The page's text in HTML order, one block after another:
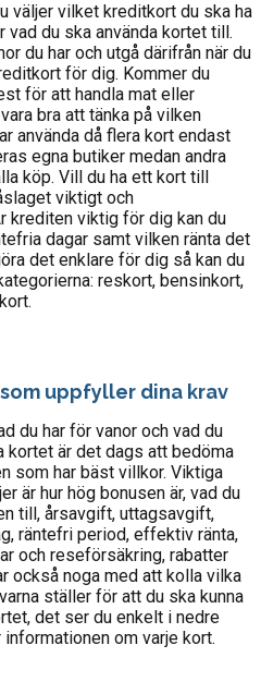
väljer vilket kreditkort du ska ha
vad du ska använda kortet till.
du har och utgå därifrån när du
för dig. Kommer du
för att handla mat eller
bra att tänka på vilken
använda då flera kort endast
egna butiker medan andra
köp. Vill du ha ett kort till
viktigt och
krediten viktig för dig kan du
dagar samt vilken ränta det
det enklare för dig så kan du
reskort, bensinkort,
uppfyller dina krav
du har för vanor och vad du
kortet är det dags att bedöma
som har bäst villkor. Viktiga
är hur hög bonusen är, vad du
till, årsavgift, uttagsavgift,
räntefri period, effektiv ränta,
och reseförsäkring, rabatter
också noga med att kolla vilka
ställer för att du ska kunna
det ser du enkelt i nedre
om varje kort.